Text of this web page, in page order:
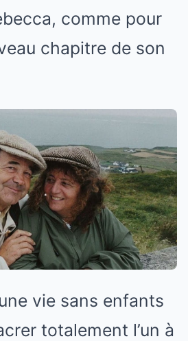
comme pour
chapitre de son
vie sans enfants
totalement l’un à